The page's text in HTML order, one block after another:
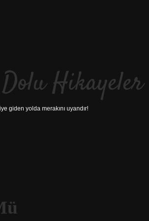
Hikayeler
giden yolda merakını uyandır!